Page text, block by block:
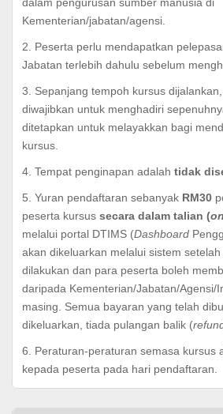
Kementerian/jabatan/agensi.
2. Peserta perlu mendapatkan
Jabatan terlebih dahulu sebelum
3. Sepanjang tempoh kursus
diwajibkan untuk menghadiri
ditetapkan untuk melayakkan bagi
kursus.
4. Tempat penginapan adalah tidak
5. Yuran pendaftaran sebanyak RM30
peserta kursus secara dalam talian (
melalui portal DTIMS (Dashboard
akan dikeluarkan melalui sistem
dilakukan dan para peserta boleh
daripada Kementerian/Jabatan/Agensi/
masing. Semua bayaran yang telah
dikeluarkan, tiada pulangan balik (
6. Peraturan-peraturan semasa kursus
kepada peserta pada hari pendaftaran.